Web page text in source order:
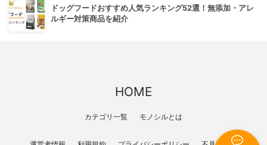
ドッグフードおすすめ人気ランキング52選！無添加・アレ
ルギー対策商品を紹介
HOME
カテゴリ一覧 モノシルとは